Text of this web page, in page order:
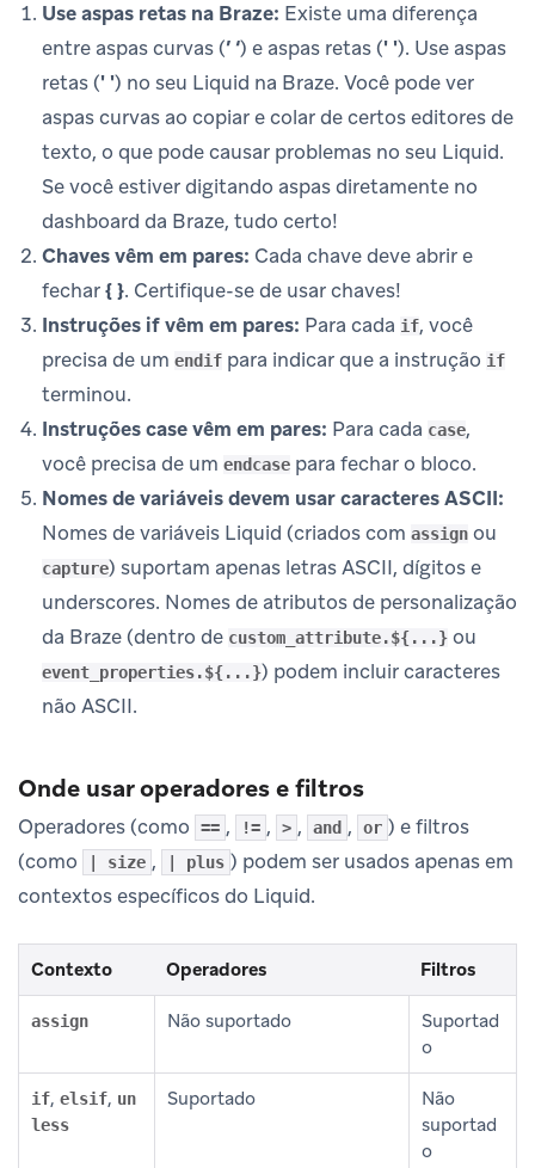
Use aspas retas na Braze: Existe uma diferença
entre aspas curvas (’ ‘) e aspas retas (' '). Use aspas
retas (' ') no seu Liquid na Braze. Você pode ver
aspas curvas ao copiar e colar de certos editores de
texto, o que pode causar problemas no seu Liquid.
Se você estiver digitando aspas diretamente no
dashboard da Braze, tudo certo!
Chaves vêm em pares: Cada chave deve abrir e
fechar{ }. Certifique-se de usar chaves!
Instruções if vêm em pares: Para cada if, você
precisa de um endif para indicar que a instrução if
terminou.
Instruções case vêm em pares: Para cada case,
você precisa de um endcase para fechar o bloco.
Nomes de variáveis devem usar caracteres ASCII:
Nomes de variáveis Liquid (criados com assign ou
capture) suportam apenas letras ASCII, dígitos e
underscores. Nomes de atributos de personalização
da Braze (dentro de custom_attribute.${...} ou
event_properties.${...}) podem incluir caracteres
não ASCII.
Onde usar operadores e filtros
Operadores (como == , != , > , and , or ) e filtros
(como
| size , | plus ) podem ser usados apenas em
contextos específicos do Liquid.
Contexto Operadores Filtros
assign Não suportado
Suportad
o
if, elsif, un
less
Suportado
Não
suportad
o